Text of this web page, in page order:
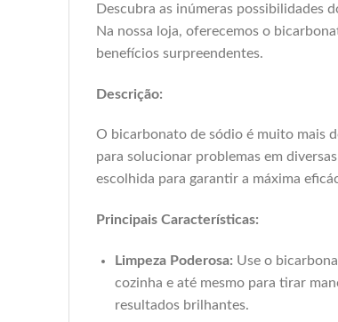
Descubra as inúmeras possibilidades
Na nossa loja, oferecemos o
benefícios surpreendentes.
Descrição:
O bicarbonato de sódio é muito mais
para solucionar problemas em
escolhida para garantir a máxima
Principais Características:
Limpeza Poderosa: Use o
cozinha e até mesmo para tirar
resultados brilhantes.